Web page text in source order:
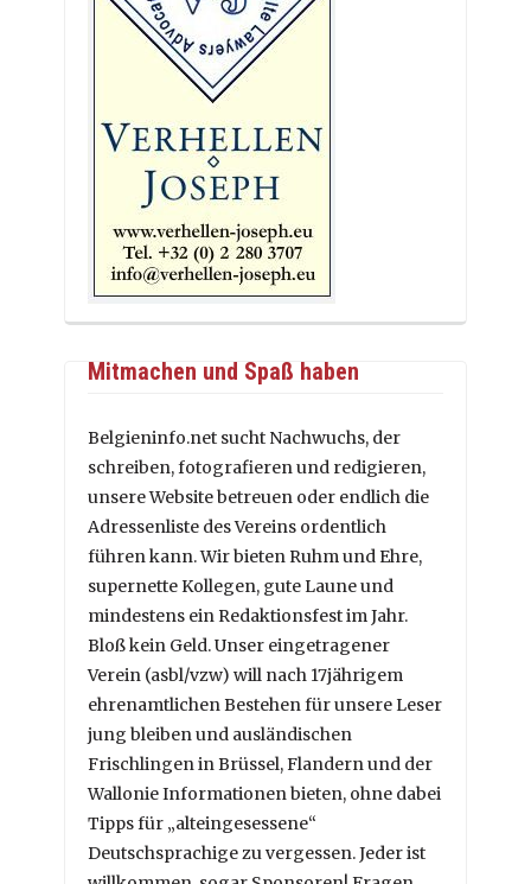
Mitmachen und Spaß haben
Belgieninfo.net sucht Nachwuchs, der
schreiben, fotografieren und redigieren,
unsere Website betreuen oder endlich die
Adressenliste des Vereins ordentlich
führen kann. Wir bieten Ruhm und Ehre,
supernette Kollegen, gute Laune und
mindestens ein Redaktionsfest im Jahr.
Bloß kein Geld. Unser eingetragener
Verein (asbl/vzw) will nach 17jährigem
ehrenamtlichen Bestehen für unsere Leser
jung bleiben und ausländischen
Frischlingen in Brüssel, Flandern und der
Wallonie Informationen bieten, ohne dabei
Tipps für „alteingesessene“
Deutschsprachige zu vergessen. Jeder ist